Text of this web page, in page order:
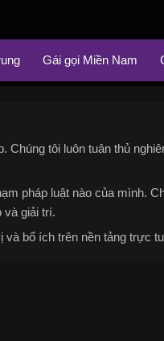
Gái gọi Miền Nam
Chúng tôi luôn tuân thủ
pháp luật nào của mình.
và giải trí.
bổ ích trên nền tảng trực